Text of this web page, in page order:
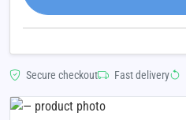
Secure checkout Fast delivery